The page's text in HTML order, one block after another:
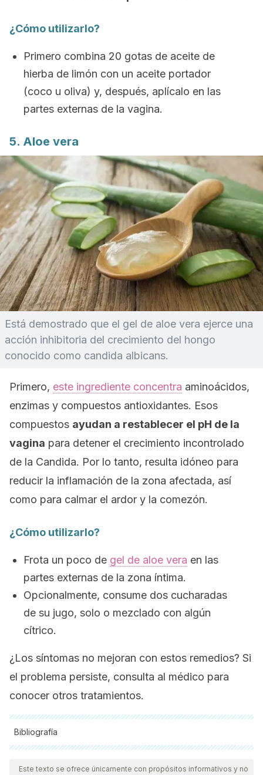
¿Cómo utilizarlo?
Primero combina 20 gotas de aceite de
hierba de limón con un aceite portador
(coco u oliva) y, después, aplícalo en las
partes externas de la vagina.
5. Aloe vera
Está demostrado que el gel de aloe vera ejerce una
acción inhibitoria del crecimiento del hongo
conocido como candida albicans.
Primero, este ingrediente concentra aminoácidos,
enzimas y compuestos antioxidantes. Esos
compuestos ayudan a restablecer el pH de la
vagina para detener el crecimiento incontrolado
de la Candida. Por lo tanto, resulta idóneo para
reducir la inflamación de la zona afectada, así
como para calmar el ardor y la comezón.
¿Cómo utilizarlo?
Frota un poco de gel de aloe vera en las
partes externas de la zona íntima.
Opcionalmente, consume dos cucharadas
de su jugo, solo o mezclado con algún
cítrico.
¿Los síntomas no mejoran con estos remedios? Si
el problema persiste, consulta al médico para
conocer otros tratamientos.
Bibliografía
Todas las fuentes citadas fueron revisadas a profundidad por
nuestro equipo, para asegurar su calidad, confiabilidad,
Este texto se ofrece únicamente con propósitos informativos y no